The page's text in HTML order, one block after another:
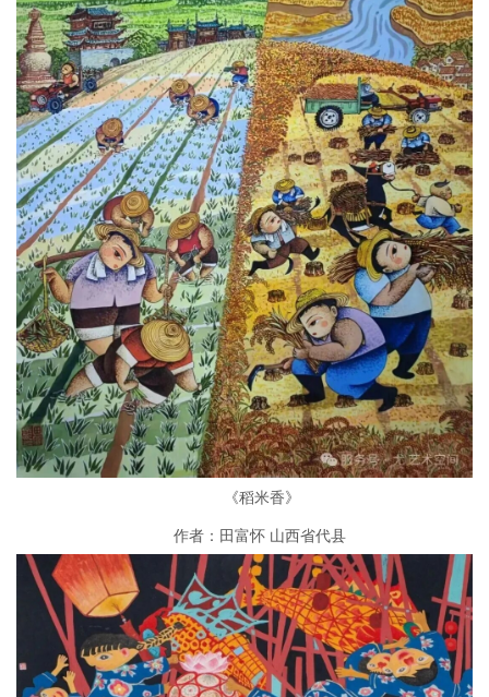
《稻米香》
作者：田富怀 山西省代县